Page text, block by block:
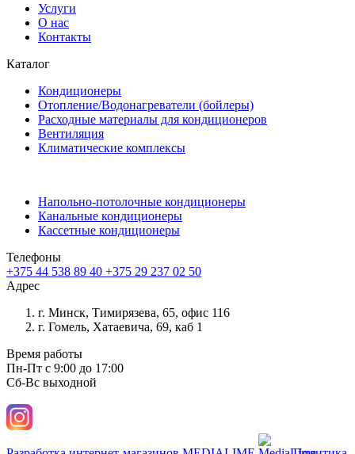
Услуги
О нас
Контакты
Каталог
Кондиционеры
Отопление/Водонагреватели (бойлеры)
Расходные материалы для кондиционеров
Вентиляция
Климатические комплексы
Напольно-потолочные кондиционеры
Канальные кондиционеры
Кассетные кондиционеры
Телефоны
+375 44 538 89 40 +375 29 237 02 50
Адрес
г. Минск, Тимирязева, 65, офис 116
г. Гомель, Хатаевича, 69, каб 1
Время работы
Пн-Пт с 9:00 до 17:00
Сб-Вс выходной